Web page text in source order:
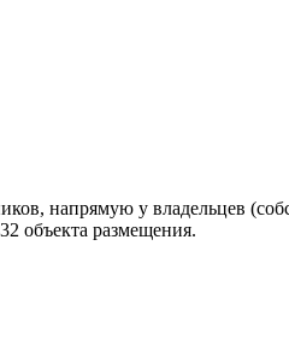
напрямую у владельцев
объекта размещения.